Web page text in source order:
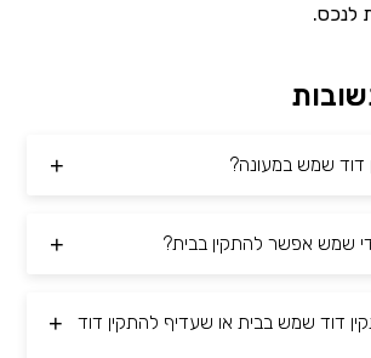
לנכס.
דוד שמש במעונה?
שמש אפשר להתקין בבית?
דוד שמש בבית או שעדיף להתקין דוד